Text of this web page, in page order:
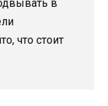
в
что стоит